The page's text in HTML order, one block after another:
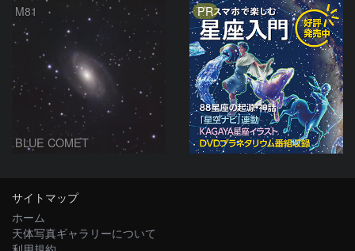
M81
BLUE COMET
PR
サイトマップ
ホーム
天体写真ギャラリーについて